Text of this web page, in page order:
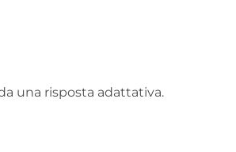
una risposta adattativa.